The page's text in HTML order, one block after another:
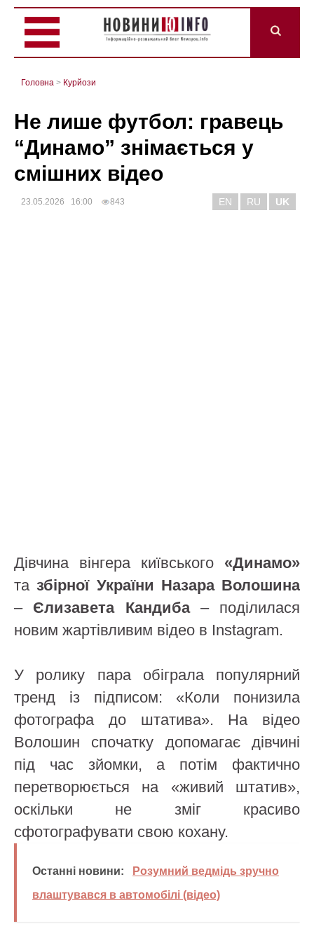
Головна > Курйози
Не лише футбол: гравець
“Динамо” знімається у
смішних відео
23.05.2026 16:00 843 EN RU UK
Дівчина вінгера київського «Динамо»
тазбірної України Назара Волошина
– Єлизавета Кандиба– поділилася
новим жартівливим відео в Instagram.
У ролику пара обіграла популярний
тренд із підписом: «Коли понизила
фотографа до штатива». На відео
Волошин спочатку допомагає дівчині
під час зйомки, а потім фактично
перетворюється на «живий штатив»,
оскільки не зміг красиво
сфотографувати свою кохану.
Останні новини:
Розумний ведмідь зручно
влаштувався в автомобілі (відео)